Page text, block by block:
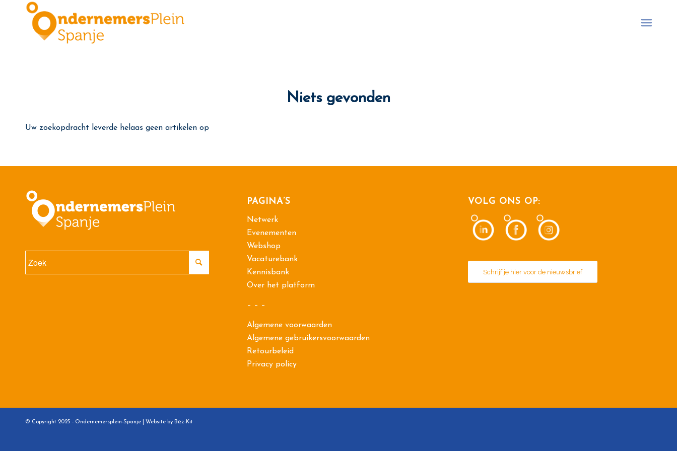
Niets gevonden
Uw zoekopdracht leverde helaas geen artikelen op
PAGINA’S
Netwerk
Evenementen
Webshop
Vacaturebank
Kennisbank
Over het platform
– – –
Algemene voorwaarden
Algemene gebruikersvoorwaarden
Retourbeleid
Privacy policy
VOLG ONS OP:
Schrijf je hier voor de nieuwsbrief
© Copyright 2025 - Ondernemersplein-Spanje | Website by Bizz-Kit